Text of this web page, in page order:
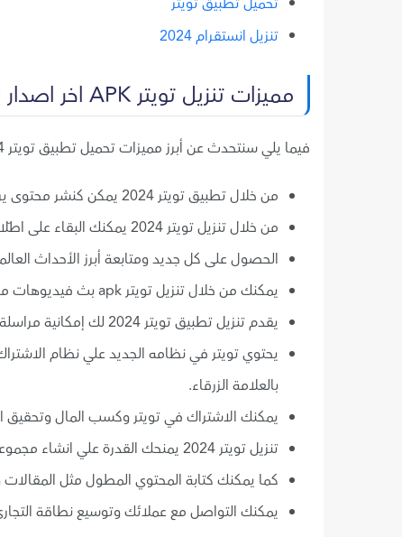
تنزيل انستقرام 2024
مميزات تنزيل تويتر APK اخر اصدار للأندرويد
فيما يلي سنتحدث عن أبرز مميزات تحميل تطبيق تويتر 2024 للأندرويد، والذي تم تطويره ليكون تطبيق اكس الجديد:
من خلال تطبيق تويتر 2024 يمكن كنشر محتوى يراه العالم كله، والتواصل مع الأشخاص.
من خلال تنزيل تويتر 2024 يمكنك البقاء على اطّلاع على أهم الأخبار التي تدور في العالم من حولك.
الحصول على كل جديد ومتابعة أبرز الأحداث
يمكنك من خلال تنزيل تويتر apk بث فيديوهات مباشرة.
يقدم تنزيل تطبيق تويتر 2024 لك إمكانية مراسلة الأشخاص كما يتمتع بالخصوصية الكاملة.
بالعلامة الزرقاء.
يمكنك الاشتراك في تويتر وكسب المال وتحقيق
تنزيل تويتر 2024 يمنحك القدرة علي انشاء مجموعات خاصة وعامة والتواصل مع الأصدقاء ومشاركة الاهتمامات معهم.
كما يمكنك كتابة المحتوي المطول مثل
يمكنك التواصل مع عملائك وتوسيع نطاقة التجاري